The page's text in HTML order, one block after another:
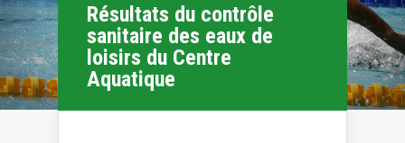
Résultats du contrôle
sanitaire des eaux de
loisirs du Centre
Aquatique